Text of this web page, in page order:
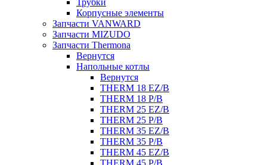
Трубки
Корпусные элементы
Запчасти VANWARD
Запчасти MIZUDO
Запчасти Thermona
Вернутся
Напольные котлы
Вернутся
THERM 18 EZ/B
THERM 18 P/B
THERM 25 EZ/B
THERM 25 P/B
THERM 35 EZ/B
THERM 35 P/B
THERM 45 EZ/B
THERM 45 P/B